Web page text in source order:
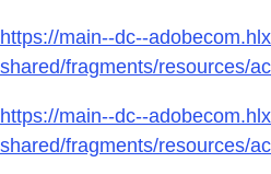
https://main--dc--
shared/fragments/resources/
https://main--dc--
shared/fragments/resources/